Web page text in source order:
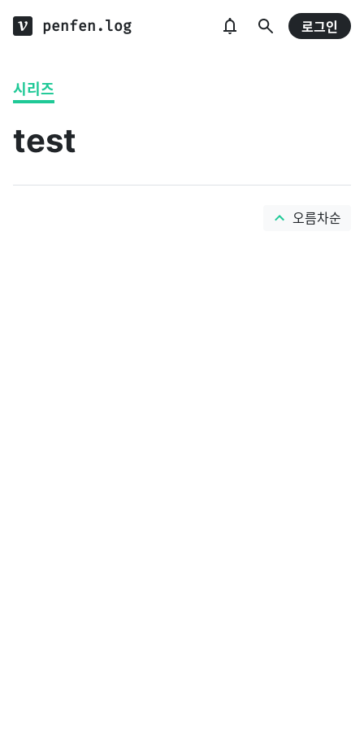
penfen.log 로그인
시리즈
test
오름차순